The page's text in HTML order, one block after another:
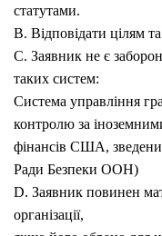
статутами.
B. Відповідати цілям
C. Заявник не є
таких систем:
Система управління
контролю за
фінансів США,
Ради Безпеки ООН)
D. Заявник повинен
організації,